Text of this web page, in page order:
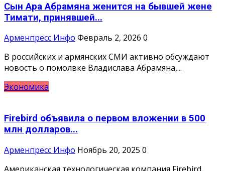
Сын Ара Абрамяна женится на бывшей жене
Тимати, принявшей...
Арменпресс Инфо Февраль 2, 2026 0
В российских и армянских СМИ активно обсуждают
новость о помолвке Владислава Абрамяна,...
Экономика
Firebird объявила о первом вложении в 500
млн долларов...
Арменпресс Инфо Ноябрь 20, 2025 0